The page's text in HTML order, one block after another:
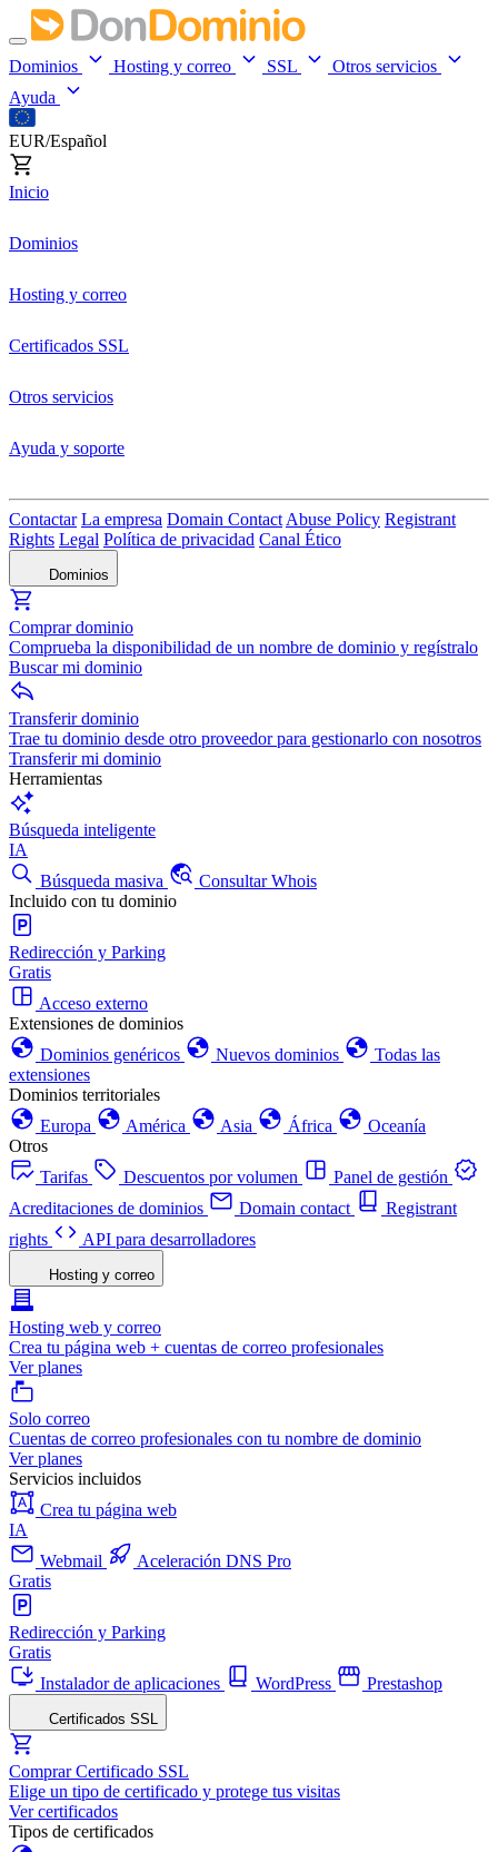
Dominios Hosting y correo SSL
Otros servicios
Ayuda
EUR/Español
Inicio
Dominios
Hosting y correo
Certificados SSL
Otros servicios
Ayuda y soporte
Contactar La empresa Domain Contact Abuse Policy Registrant
Rights Legal Política de privacidad Canal Ético
Dominios
Comprar dominio
Comprueba la disponibilidad de un nombre de dominio y regístralo
Buscar mi dominio
Transferir dominio
Trae tu dominio desde otro proveedor para gestionarlo con nosotros
Transferir mi dominio
Herramientas
Búsqueda inteligente
IA
Búsqueda masiva
Consultar Whois
Incluido con tu dominio
Redirección y Parking
Gratis
Acceso externo
Extensiones de dominios
Dominios genéricos
Nuevos dominios
Todas las
extensiones
Dominios territoriales
Europa
América Asia África
Oceanía
Otros
Tarifas
Descuentos por volumen
Panel de gestión
Acreditaciones de dominios
Domain contact
Registrant
rights
API para desarrolladores
Hosting y correo
Hosting web y correo
Crea tu página web + cuentas de correo profesionales
Ver planes
Solo correo
Cuentas de correo profesionales con tu nombre de dominio
Ver planes
Servicios incluidos
Crea tu página web
IA
Webmail
Aceleración DNS Pro
Gratis
Redirección y Parking
Gratis
Instalador de aplicaciones
WordPress Prestashop
Certificados SSL
Comprar Certificado SSL
Elige un tipo de certificado y protege tus visitas
Ver certificados
Tipos de certificados